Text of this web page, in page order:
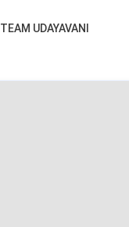
TEAM UDAYAVANI